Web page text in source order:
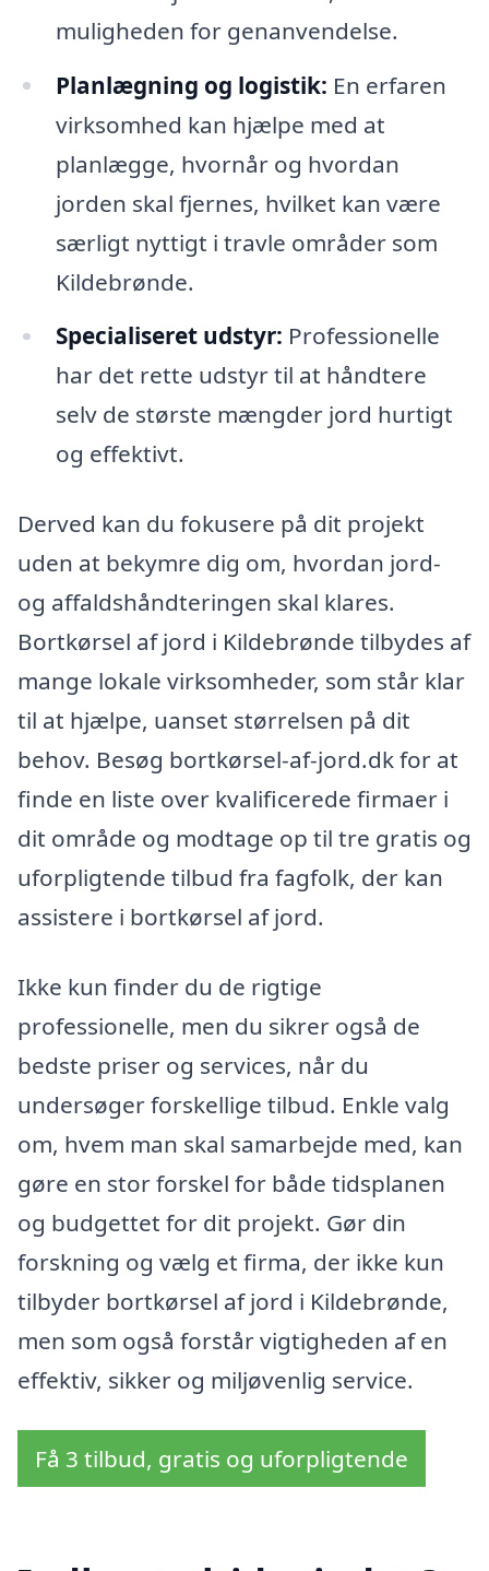
muligheden for genanvendelse.
Planlægning og logistik: En erfaren
virksomhed kan hjælpe med at
planlægge, hvornår og hvordan
jorden skal fjernes, hvilket kan være
særligt nyttigt i travle områder som
Kildebrønde.
Specialiseret udstyr: Professionelle
har det rette udstyr til at håndtere
selv de største mængder jord hurtigt
og effektivt.
Derved kan du fokusere på dit projekt
uden at bekymre dig om, hvordan jord-
og affaldshåndteringen skal klares.
Bortkørsel af jord i Kildebrønde tilbydes af
mange lokale virksomheder, som står klar
til at hjælpe, uanset størrelsen på dit
behov. Besøg bortkørsel-af-jord.dk for at
finde en liste over kvalificerede firmaer i
dit område og modtage op til tre gratis og
uforpligtende tilbud fra fagfolk, der kan
assistere i bortkørsel af jord.
Ikke kun finder du de rigtige
professionelle, men du sikrer også de
bedste priser og services, når du
undersøger forskellige tilbud. Enkle valg
om, hvem man skal samarbejde med, kan
gøre en stor forskel for både tidsplanen
og budgettet for dit projekt. Gør din
forskning og vælg et firma, der ikke kun
tilbyder bortkørsel af jord i Kildebrønde,
men som også forstår vigtigheden af en
effektiv, sikker og miljøvenlig service.
Få 3 tilbud, gratis og uforpligtende